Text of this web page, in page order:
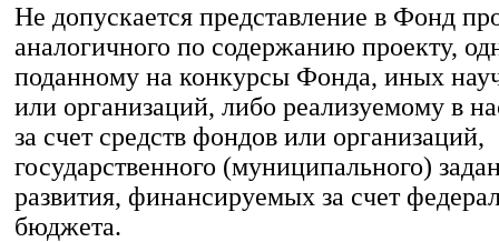
Не допускается представление в Фонд
аналогичного по содержанию проекту,
поданному на конкурсы Фонда, иных
или организаций, либо реализуемому в
за счет средств фондов или организаций,
государственного (муниципального)
развития, финансируемых за счет
бюджета.